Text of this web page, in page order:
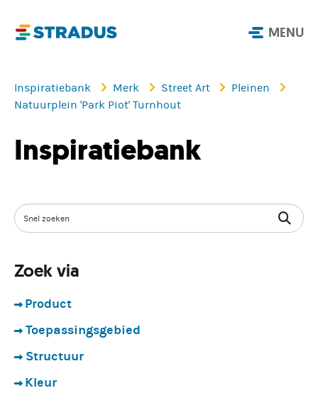
MENU
Inspiratiebank Merk Street Art
Pleinen
Natuurplein 'Park Piot' Turnhout
Inspiratiebank
Zoek via
Product
Toepassingsgebied
Structuur
Kleur